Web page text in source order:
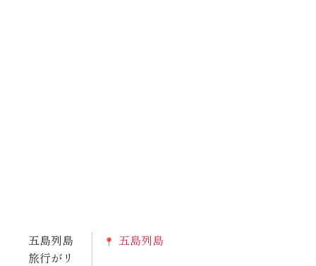
五島列島
旅行がリ
五島列島